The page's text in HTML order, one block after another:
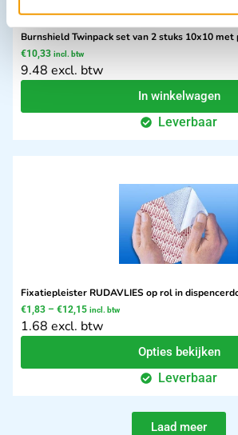
Burnshield Twinpack set van 2 stuks 10x10 met
€10,33 incl. btw
9.48 excl. btw
In winkelwagen
Leverbaar
Fixatiepleister RUDAVLIES op rol in
€1,83 – €12,15 incl. btw
1.68 excl. btw
Opties bekijken
Leverbaar
Laad meer